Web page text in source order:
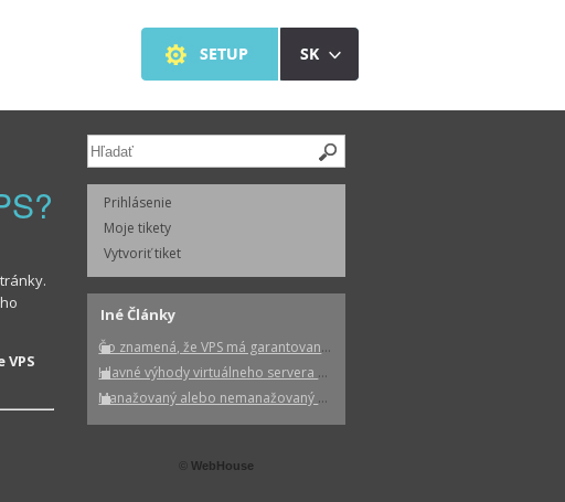
VPS
Prihlásenie
Moje tikety
Vytvoriť tiket
Iné Články
Čo znamená, že VPS má garantované zdroje?
Hlavné výhody virtuálneho servera oproti zdieľanému hostingu
Manažovaný alebo nemanažovaný virtuálny server - ktorý si vybrať?
© WebHouse